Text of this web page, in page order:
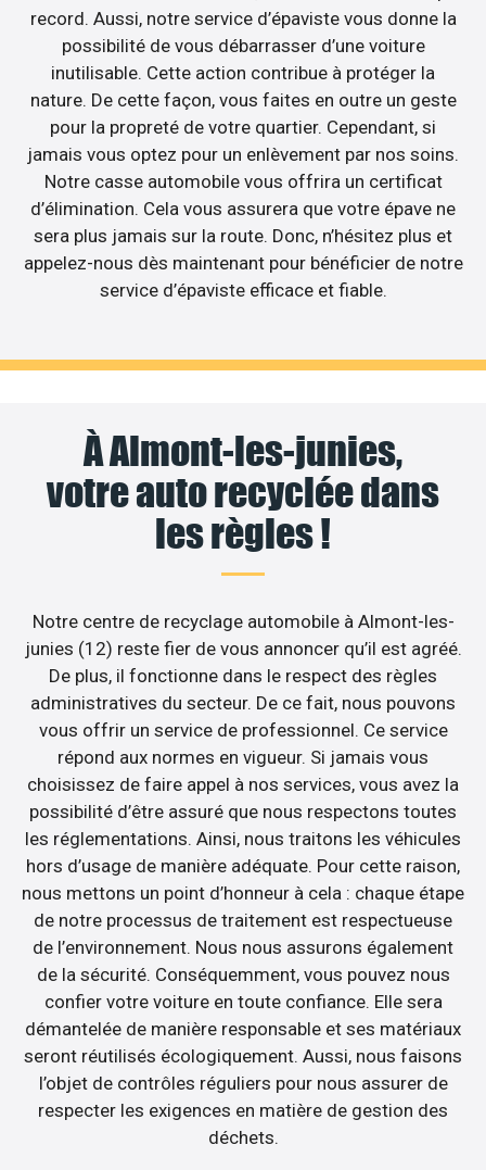
record. Aussi, notre service d’épaviste vous donne la
possibilité de vous débarrasser d’une voiture
inutilisable. Cette action contribue à protéger la
nature. De cette façon, vous faites en outre un geste
pour la propreté de votre quartier. Cependant, si
jamais vous optez pour un enlèvement par nos soins.
Notre casse automobile vous offrira un certificat
d’élimination. Cela vous assurera que votre épave ne
sera plus jamais sur la route. Donc, n’hésitez plus et
appelez-nous dès maintenant pour bénéficier de notre
service d’épaviste efficace et fiable.
À Almont-les-junies,
votre auto recyclée dans
les règles !
Notre centre de recyclage automobile à Almont-les-
junies (12) reste fier de vous annoncer qu’il est agréé.
De plus, il fonctionne dans le respect des règles
administratives du secteur. De ce fait, nous pouvons
vous offrir un service de professionnel. Ce service
répond aux normes en vigueur. Si jamais vous
choisissez de faire appel à nos services, vous avez la
possibilité d’être assuré que nous respectons toutes
les réglementations. Ainsi, nous traitons les véhicules
hors d’usage de manière adéquate. Pour cette raison,
nous mettons un point d’honneur à cela : chaque étape
de notre processus de traitement est respectueuse
de l’environnement. Nous nous assurons également
de la sécurité. Conséquemment, vous pouvez nous
confier votre voiture en toute confiance. Elle sera
démantelée de manière responsable et ses matériaux
seront réutilisés écologiquement. Aussi, nous faisons
l’objet de contrôles réguliers pour nous assurer de
respecter les exigences en matière de gestion des
déchets.